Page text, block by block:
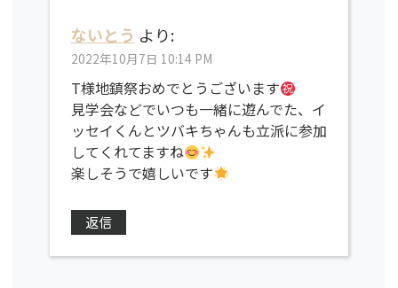
ないとう より:
2022年10月7日 10:14 PM
T様地鎮祭おめでとうございます
見学会などでいつも一緒に遊んでた、イ
ッセイくんとツバキちゃんも立派に参加
してくれてますね
楽しそうで嬉しいです
返信